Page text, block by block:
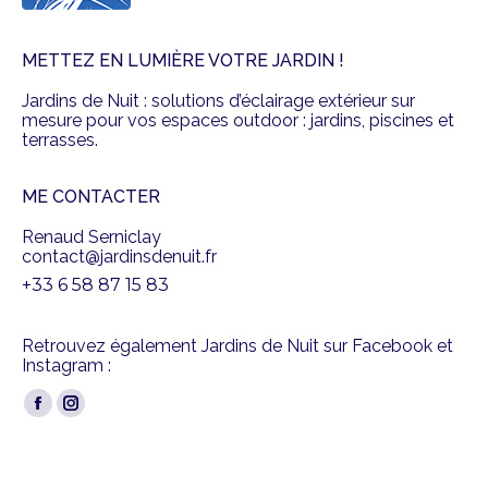
METTEZ EN LUMIÈRE VOTRE JARDIN !
Jardins de Nuit : solutions d’éclairage extérieur sur
mesure pour vos espaces outdoor : jardins, piscines et
terrasses.
ME CONTACTER
Renaud Serniclay
contact@jardinsdenuit.fr
+33 6 58 87 15 83
Retrouvez également Jardins de Nuit sur Facebook et
Instagram :
Trouvez nous sur :
Facebook
Instagram